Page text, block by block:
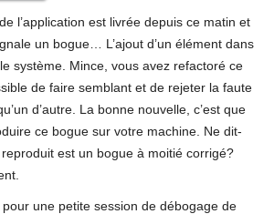
l’application est livrée depuis ce matin et
un bogue… L’ajout d’un élément dans
système. Mince, vous avez refactoré ce
de faire semblant et de rejeter la faute
d’autre. La bonne nouvelle, c’est que
ce bogue sur votre machine. Ne dit-
est un bogue à moitié corrigé?
pour une petite session de débogage de